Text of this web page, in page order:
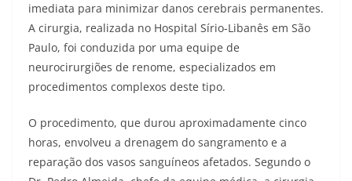
imediata para minimizar danos cerebrais permanentes.
A cirurgia, realizada no Hospital Sírio-Libanês em São
Paulo, foi conduzida por uma equipe de
neurocirurgiões de renome, especializados em
procedimentos complexos deste tipo.
O procedimento, que durou aproximadamente cinco
horas, envolveu a drenagem do sangramento e a
reparação dos vasos sanguíneos afetados. Segundo o